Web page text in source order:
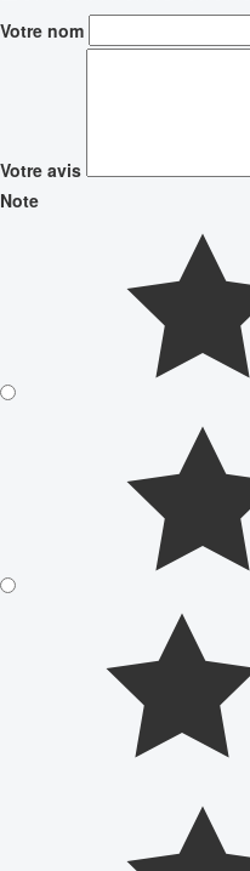
Votre nom
Votre avis
Note